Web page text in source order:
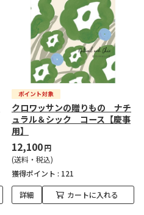
クロワッサンの贈りもの ナチ
ュラル＆シック コース【慶事
用】
12,100円
(送料・税込)
獲得ポイント : 121
詳細 カートに入れる